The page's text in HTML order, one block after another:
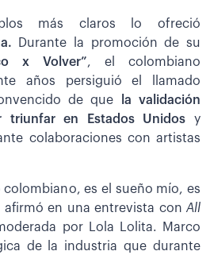
más claros lo ofreció
Durante la promoción de su
x Volver”, el colombiano
años persiguió el llamado
de que la validación
triunfar en Estados Unidos y
colaboraciones con artistas
colombiano, es el sueño mío, es
afirmó en una entrevista con All
por Lola Lolita. Marco
de la industria que durante